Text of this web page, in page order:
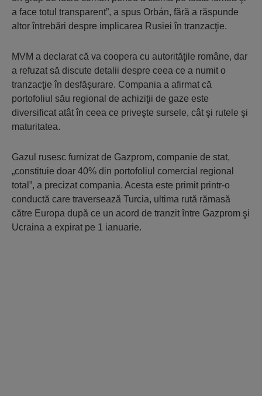
a face totul transparent”, a spus Orbán, fără a răspunde
altor întrebări despre implicarea Rusiei în tranzacţie.
MVM a declarat că va coopera cu autorităţile române, dar
a refuzat să discute detalii despre ceea ce a numit o
tranzacţie în desfăşurare. Compania a afirmat că
portofoliul său regional de achiziţii de gaze este
diversificat atât în ceea ce priveşte sursele, cât şi rutele şi
maturitatea.
Gazul rusesc furnizat de Gazprom, companie de stat,
„constituie doar 40% din portofoliul comercial regional
total”, a precizat compania. Acesta este primit printr-o
conductă care traversează Turcia, ultima rută rămasă
către Europa după ce un acord de tranzit între Gazprom şi
Ucraina a expirat pe 1 ianuarie.